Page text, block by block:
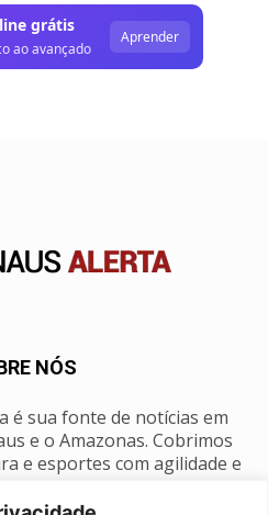
grátis
ao avançado
Aprender
NÓS
é sua fonte de notícias em
e o Amazonas. Cobrimos
e esportes com agilidade e